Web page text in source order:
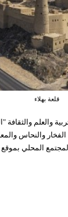
قلعة بهلاء
والعلم والثقافة
والنحاس
المحلي بموقع